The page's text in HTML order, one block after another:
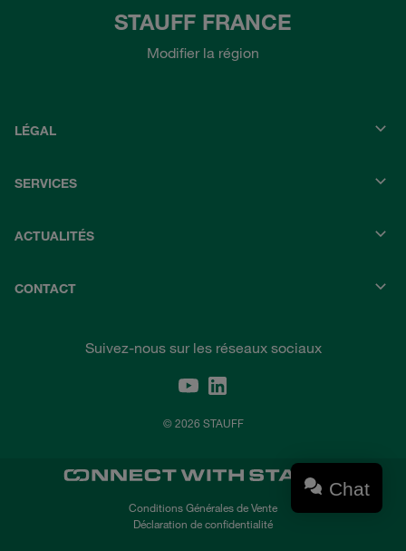
STAUFF FRANCE
Modifier la région
LÉGAL
SERVICES
ACTUALITÉS
CONTACT
Suivez-nous sur les réseaux sociaux
© 2026 STAUFF
Conditions Générales de Vente
Déclaration de confidentialité
Chat